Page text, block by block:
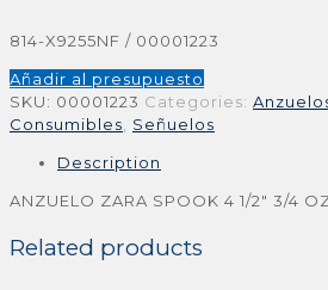
814-X9255NF / 00001223
Añadir al presupuesto
SKU: 00001223 Categories:
Consumibles
Señuelos
Description
ANZUELO ZARA SPOOK 4 1/2″ 3/4
Related products